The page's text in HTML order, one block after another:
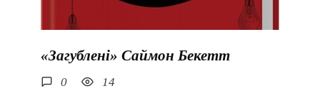
«Загублені» Саймон Бекетт
0 14